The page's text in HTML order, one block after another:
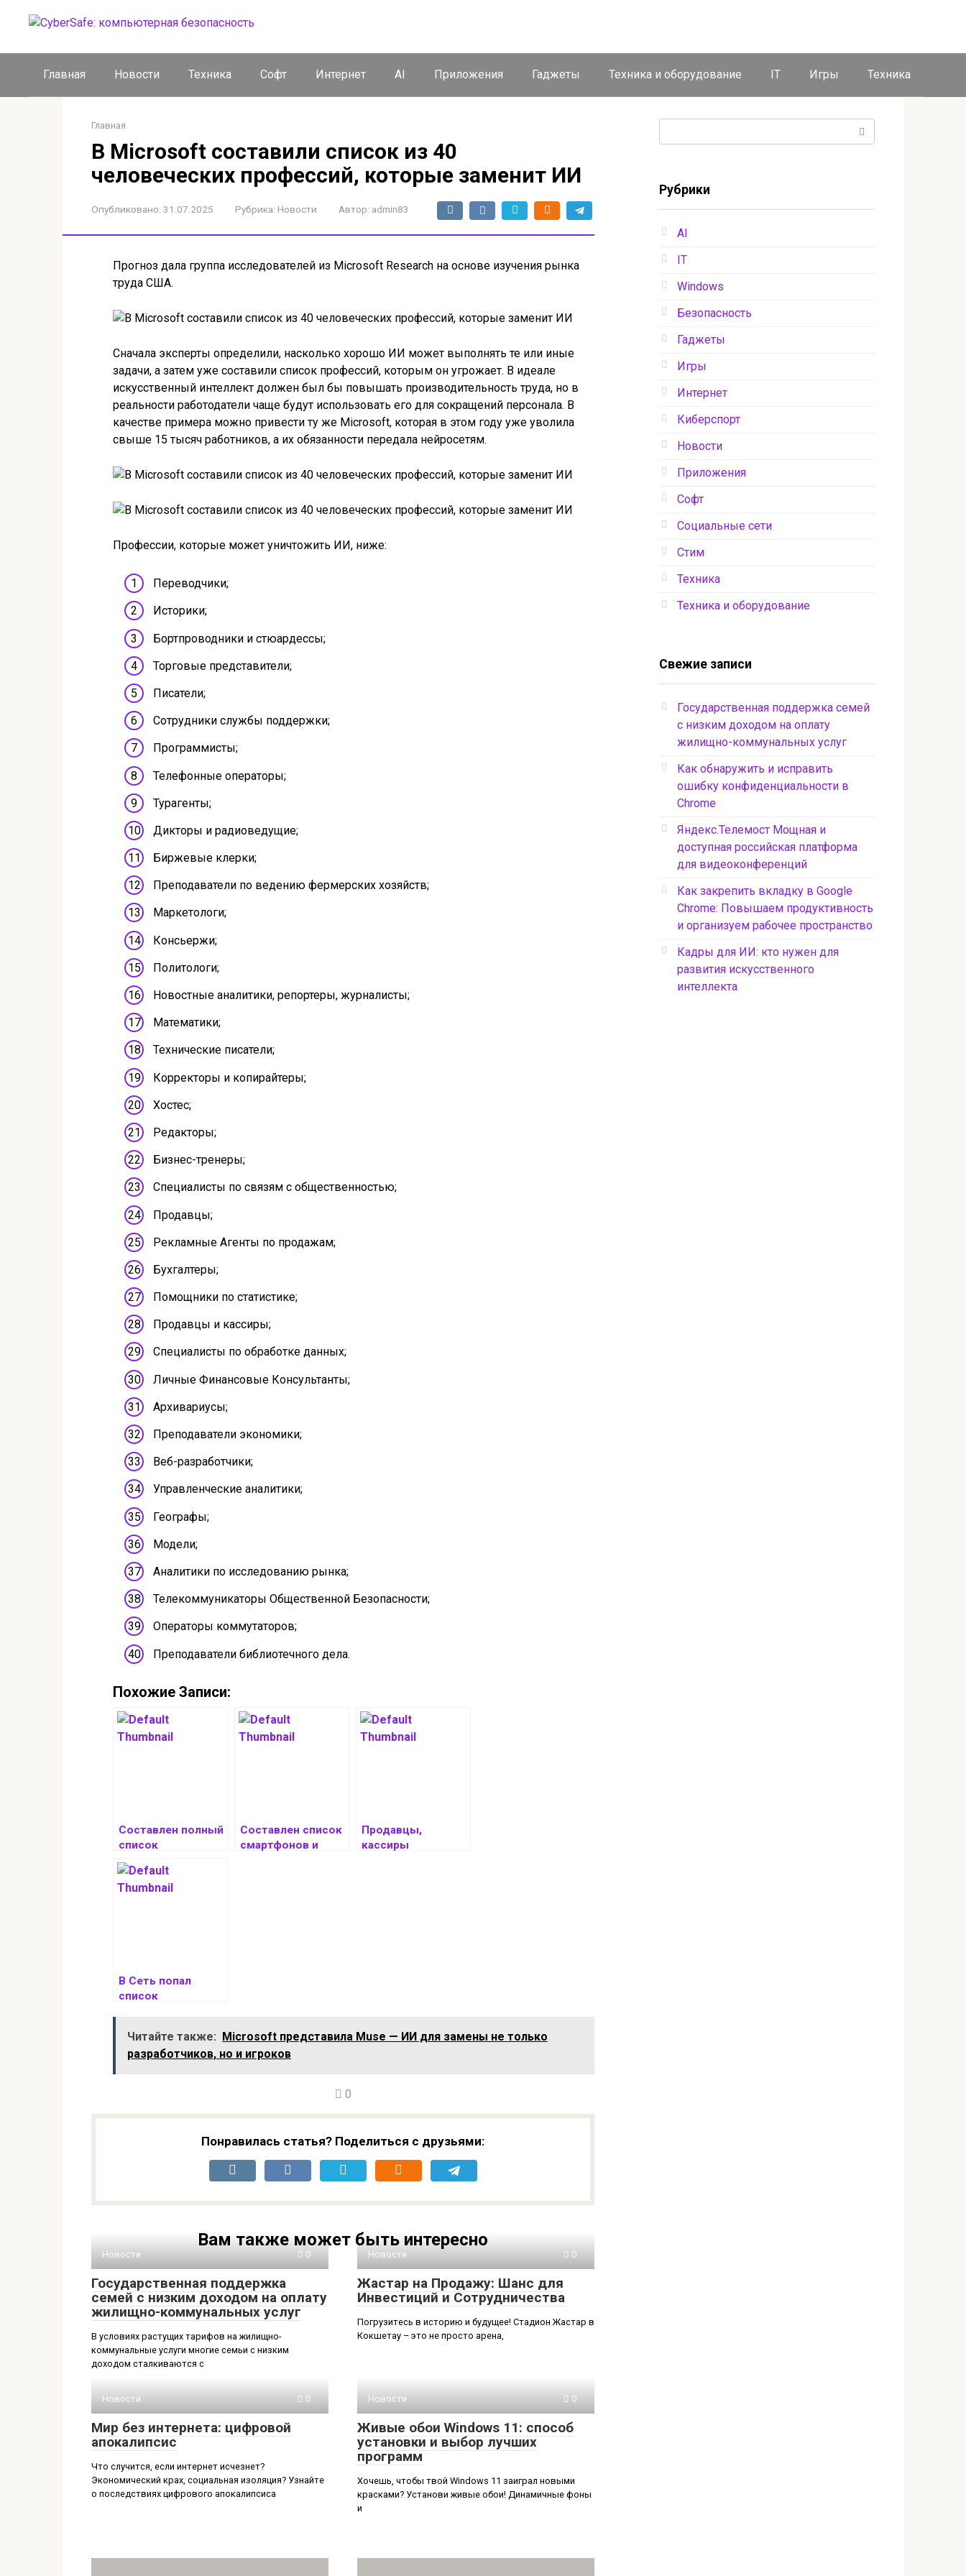
Главная Новости Техника Софт Интернет AI Приложения Гаджеты Техника и оборудование IT Игры Техника
Главная
В Microsoft составили список из 40
человеческих профессий, которые заменит ИИ
Опубликовано: 31.07.2025 Рубрика: Новости Автор: admin83
Прогноз дала группа исследователей из Microsoft Research на основе изучения рынка
труда США.
Сначала эксперты определили, насколько хорошо ИИ может выполнять те или иные
задачи, а затем уже составили список профессий, которым он угрожает. В идеале
искусственный интеллект должен был бы повышать производительность труда, но в
реальности работодатели чаще будут использовать его для сокращений персонала. В
качестве примера можно привести ту же Microsoft, которая в этом году уже уволила
свыше 15 тысяч работников, а их обязанности передала нейросетям.
Профессии, которые может уничтожить ИИ, ниже:
Переводчики;
Историки;
Бортпроводники и стюардессы;
Торговые представители;
Писатели;
Сотрудники службы поддержки;
Программисты;
Телефонные операторы;
Турагенты;
Дикторы и радиоведущие;
Биржевые клерки;
Преподаватели по ведению фермерских хозяйств;
Маркетологи;
Консьержи;
Политологи;
Новостные аналитики, репортеры, журналисты;
Математики;
Технические писатели;
Корректоры и копирайтеры;
Хостес;
Редакторы;
Бизнес-тренеры;
Специалисты по связям с общественностью;
Продавцы;
Рекламные Агенты по продажам;
Бухгалтеры;
Помощники по статистике;
Продавцы и кассиры;
Специалисты по обработке данных;
Личные Финансовые Консультанты;
Архивариусы;
Преподаватели экономики;
Веб-разработчики;
Управленческие аналитики;
Географы;
Модели;
Аналитики по исследованию рынка;
Телекоммуникаторы Общественной Безопасности;
Операторы коммутаторов;
Преподаватели библиотечного дела.
Похожие Записи:
Составлен полный
список
смартфонов и
планшетов
Samsung, которые
Составлен список
смартфонов и
Продавцы,
кассиры
В Сеть попал
список
получат Android 16
Читайте также:
Microsoft представила Muse — ИИ для замены не только
разработчиков, но и игроков
0
Понравилась статья? Поделиться с друзьями:
Вам также может быть интересно
Новости 0
Государственная поддержка
семей с низким доходом на оплату
жилищно-коммунальных услуг
В условиях растущих тарифов на жилищно-
коммунальные услуги многие семьи с низким
доходом сталкиваются с
Новости 0
Жастар на Продажу: Шанс для
Инвестиций и Сотрудничества
Погрузитесь в историю и будущее! Стадион Жастар в
Кокшетау – это не просто арена,
Новости 0
Мир без интернета: цифровой
апокалипсис
Что случится, если интернет исчезнет?
Экономический крах, социальная изоляция? Узнайте
о последствиях цифрового апокалипсиса
Новости 0
Живые обои Windows 11: способ
установки и выбор лучших
программ
Хочешь, чтобы твой Windows 11 заиграл новыми
красками? Установи живые обои! Динамичные фоны
и
Рубрики
AI
IT
Windows
Безопасность
Гаджеты
Игры
Интернет
Киберспорт
Новости
Приложения
Софт
Социальные сети
Стим
Техника
Техника и оборудование
Свежие записи
Государственная поддержка семей
с низким доходом на оплату
жилищно-коммунальных услуг
Как обнаружить и исправить
ошибку конфиденциальности в
Chrome
Яндекс.Телемост Мощная и
доступная российская платформа
для видеоконференций
Как закрепить вкладку в Google
Chrome: Повышаем продуктивность
и организуем рабочее пространство
Кадры для ИИ: кто нужен для
развития искусственного
интеллекта